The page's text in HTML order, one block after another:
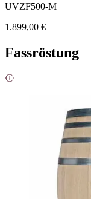
UVZF500-M
1.899,00 €
Fassröstung